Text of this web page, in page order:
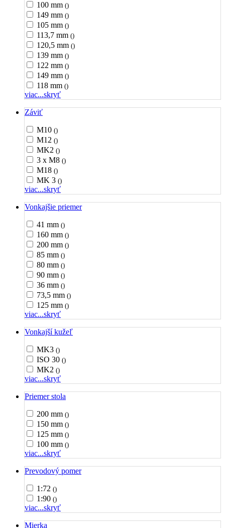
100 mm ()
149 mm ()
105 mm ()
113,7 mm ()
120,5 mm ()
139 mm ()
122 mm ()
149 mm ()
118 mm ()
viac...skryť
Záviť
M10 ()
M12 ()
MK2 ()
3 x M8 ()
M18 ()
MK 3 ()
viac...skryť
Vonkajšie priemer
41 mm ()
160 mm ()
200 mm ()
85 mm ()
80 mm ()
90 mm ()
36 mm ()
73,5 mm ()
125 mm ()
viac...skryť
Vonkajší kužeľ
MK3 ()
ISO 30 ()
MK2 ()
viac...skryť
Priemer stola
200 mm ()
150 mm ()
125 mm ()
100 mm ()
viac...skryť
Prevodový pomer
1:72 ()
1:90 ()
viac...skryť
Mierka